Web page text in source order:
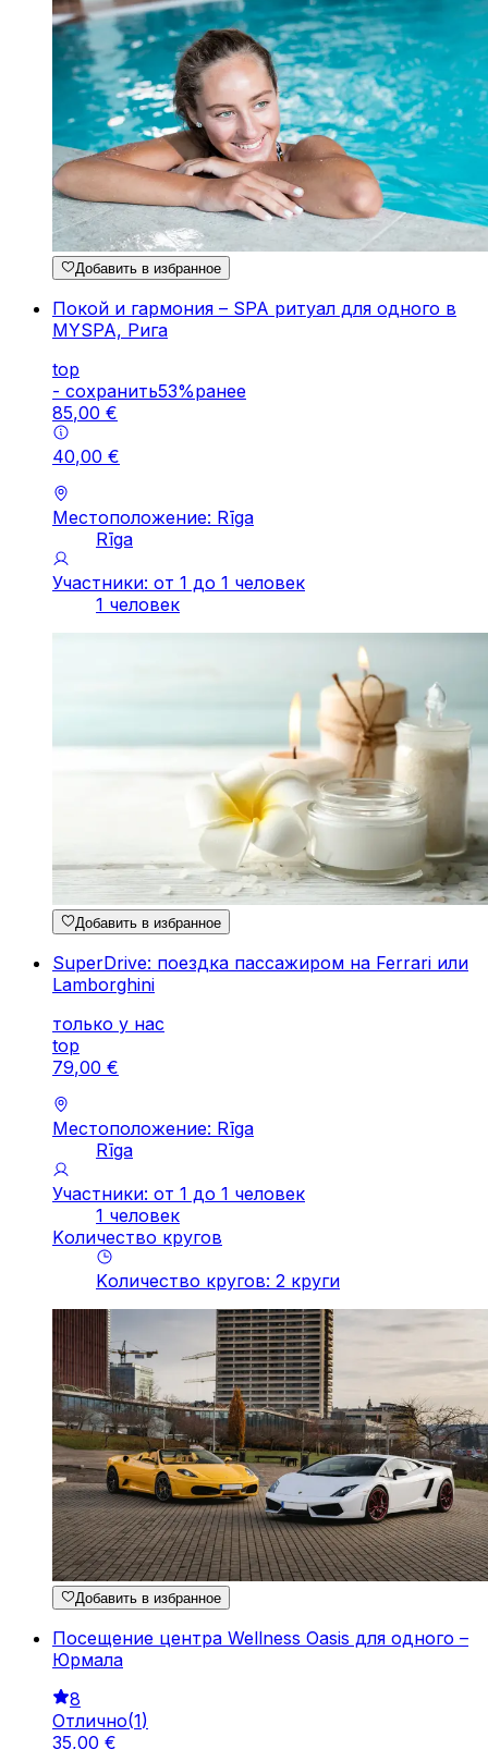
Добавить в избранное
Покой и гармония – SPA ритуал для одного в
MYSPA, Рига
top
- cохранить53%ранее
85,00 €
40,00 €
Местоположение: Rīga
Rīga
Участники: от 1 до 1 человек
1 человек
Добавить в избранное
SuperDrive: поездка пассажиром на Ferrari или
Lamborghini
только у нас
top
79,00 €
Местоположение: Rīga
Rīga
Участники: от 1 до 1 человек
1 человек
Kоличество кругов
Kоличество кругов: 2 круги
Добавить в избранное
Посещение центра Wellness Oasis для одного –
Юрмала
8
Отлично(1)
35,00 €